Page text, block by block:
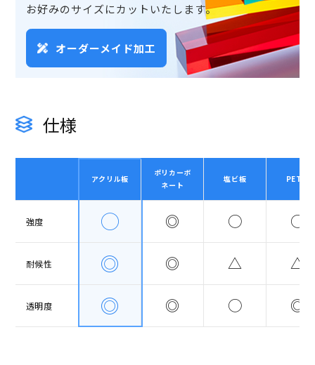
お好みのサイズにカットいたします。
オーダーメイド加工
仕様
アクリル板
ポリカーボ
ネート
塩ビ板 PET板
強度 ◯ ◎ ◯ ◯
耐候性 ◎ ◎ △ △
透明度 ◎ ◎ ◯ ◎